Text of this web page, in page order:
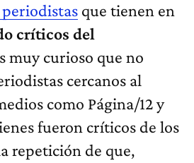
que tienen en
críticos del
muy curioso que no
cercanos al
como Página/12 y
fueron críticos de los
repetición de que,